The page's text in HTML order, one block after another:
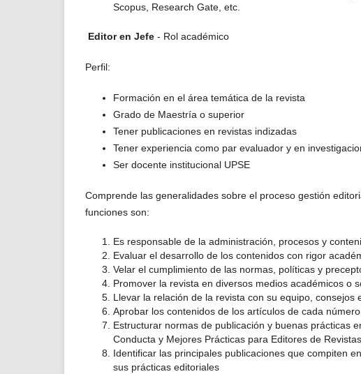
Scopus, Research Gate, etc.
Editor en Jefe - Rol académico
Perfil:
Formación en el área temática de la revista
Grado de Maestría o superior
Tener publicaciones en revistas indizadas
Tener experiencia como par evaluador y en
Ser docente institucional UPSE
Comprende las generalidades sobre el proceso gestión
funciones son:
Es responsable de la administración, procesos y
Evaluar el desarrollo de los contenidos con rigor
Velar el cumplimiento de las normas, políticas y
Promover la revista en diversos medios académicos o
Llevar la relación de la revista con su equipo, consejos
Aprobar los contenidos de los artículos de cada
Estructurar normas de publicación y buenas prácticas
Conducta y Mejores Prácticas para Editores de
Identificar las principales publicaciones que compiten
sus prácticas editoriales